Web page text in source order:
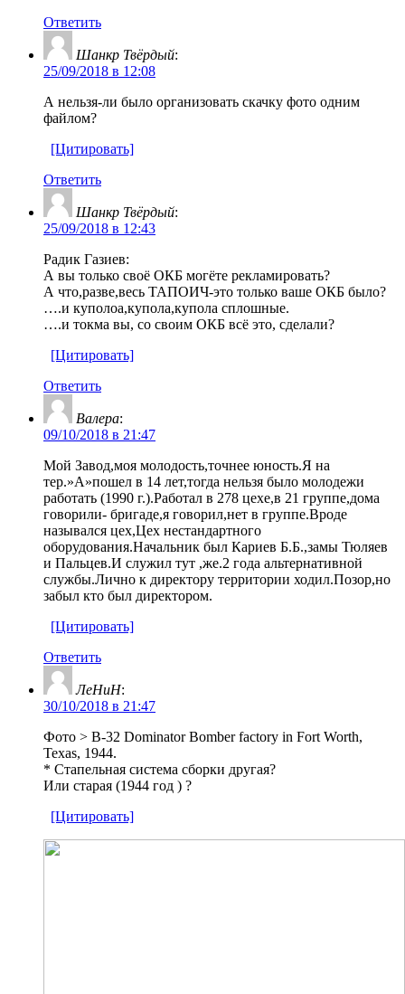
Ответить
Шанкр Твёрдый:
25/09/2018 в 12:08
А нельзя-ли было организовать скачку фото одним
файлом?
[Цитировать]
Ответить
Шанкр Твёрдый:
25/09/2018 в 12:43
Радик Газиев:
А вы только своё ОКБ могёте рекламировать?
А что,разве,весь ТАПОИЧ-это только ваше ОКБ было?
….и куполоа,купола,купола сплошные.
….и токма вы, со своим ОКБ всё это, сделали?
[Цитировать]
Ответить
Валера:
09/10/2018 в 21:47
Мой Завод,моя молодость,точнее юность.Я на
тер.»А»пошел в 14 лет,тогда нельзя было молодежи
работать (1990 г.).Работал в 278 цехе,в 21 группе,дома
говорили- бригаде,я говорил,нет в группе.Вроде
назывался цех,Цех нестандартного
оборудования.Начальник был Кариев Б.Б.,замы Тюляев
и Пальцев.И служил тут ,же.2 года альтернативной
службы.Лично к директору территории ходил.Позор,но
забыл кто был директором.
[Цитировать]
Ответить
ЛеНиН:
30/10/2018 в 21:47
Фото > B-32 Dominator Bomber factory in Fort Worth,
Texas, 1944.
* Cтапельная система сборки другая?
Или старая (1944 год ) ?
[Цитировать]